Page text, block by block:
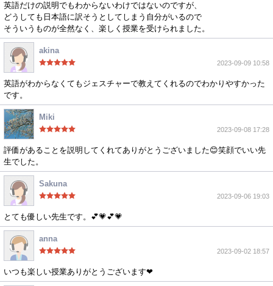
英語だけの説明でもわからないわけではないのですが、
どうしても日本語に訳そうとしてしまう自分がいるので
そういうものが全然なく、楽しく授業を受けられました。
akina
2023-09-09 10:58
英語がわからなくてもジェスチャーで教えてくれるのでわかりやすかった
です。
Miki
2023-09-08 17:28
評価があることを説明してくれてありがとうございました😊笑顔でいい先
生でした。
Sakuna
2023-09-06 19:03
とても優しい先生です。💕💗💕💗
anna
2023-09-02 18:57
いつも楽しい授業ありがとうございます❤